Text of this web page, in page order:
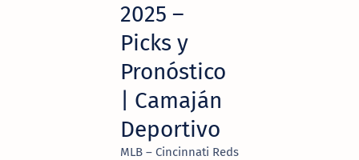
2025 –
Picks y
Pronóstico
| Camaján
Deportivo
MLB – Cincinnati Reds